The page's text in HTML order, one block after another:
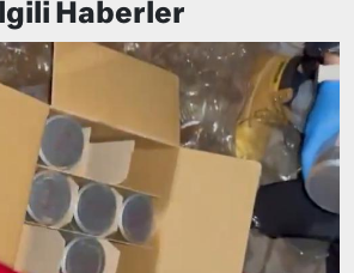
İlgili Haberler